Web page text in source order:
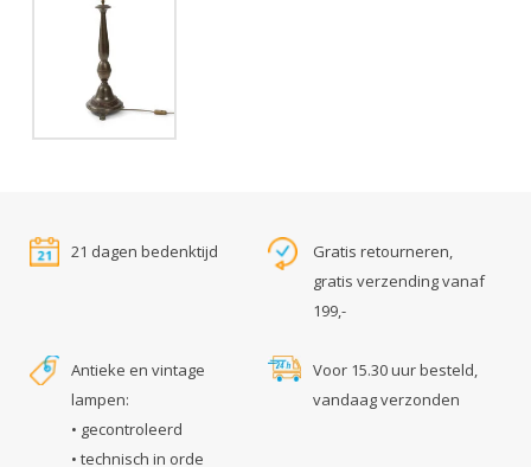
21 dagen bedenktijd
Gratis retourneren,
gratis verzending vanaf
199,-
Antieke en vintage
lampen:
• gecontroleerd
• technisch in orde
Voor 15.30 uur besteld,
vandaag verzonden